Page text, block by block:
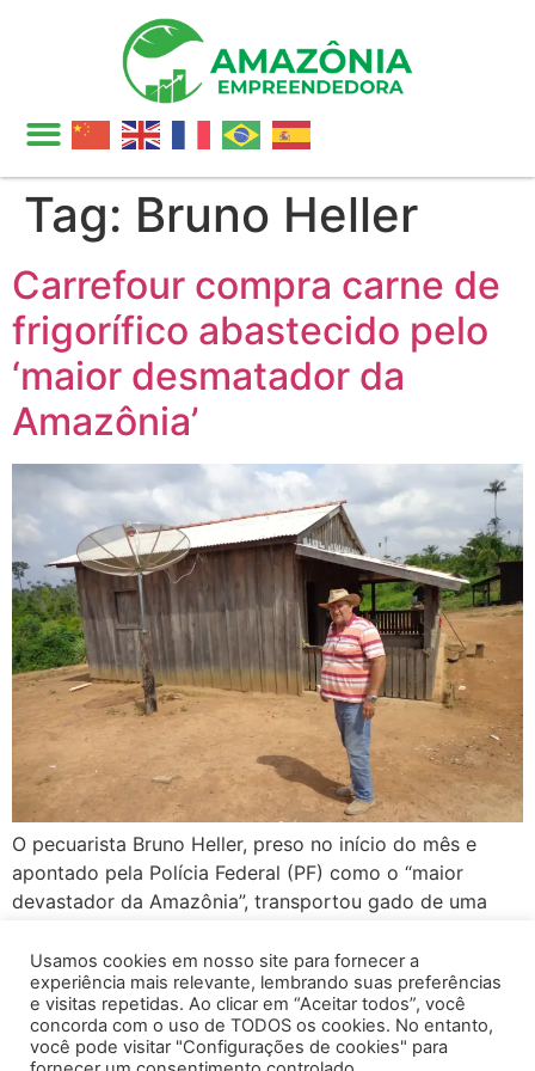
Tag: Bruno Heller
Carrefour compra carne de
frigorífico abastecido pelo
‘maior desmatador da
Amazônia’
O pecuarista Bruno Heller, preso no início do mês e
apontado pela Polícia Federal (PF) como o “maior
devastador da Amazônia”, transportou gado de uma
para outras duas sem autuações, em 2021 e 2022. No
mesmo período, as propriedades venderam animais
para um frigorífico fornecedor do Carrefour. Essa
triangulação é […]
Usamos cookies em nosso site para fornecer a
experiência mais relevante, lembrando suas preferências
e visitas repetidas. Ao clicar em “Aceitar todos”, você
concorda com o uso de TODOS os cookies. No entanto,
você pode visitar "Configurações de cookies" para